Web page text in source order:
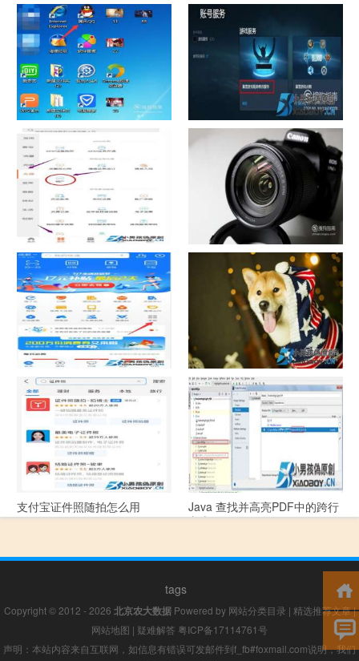
chrome数据转移 怎样给照片换背景
如何看认识QQ好友具体多少天
了
战网怎么修改昵称？
中国联通手机营业厅销户操作
指引
摄影作品的欣赏方法
支付宝怎么拍违章挣钱？
宠物定位器app开发可以解决哪
些问题？
支付宝证件照随拍怎么用
Java 查找并高亮PDF中的跨行
文本
tags
Copyright © 2012 - 2026 北京农大数据Powered by 网站分类目录 | 精选推荐文章|
网站地图 | 疑难解答 粤ICP备17114761号
声明：本站内容来自互联网，如信息有错误可发邮件到f_fb#foxmail.com说明，我们